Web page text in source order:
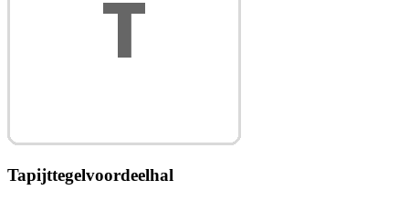
Tapijttegelvoordeelhal